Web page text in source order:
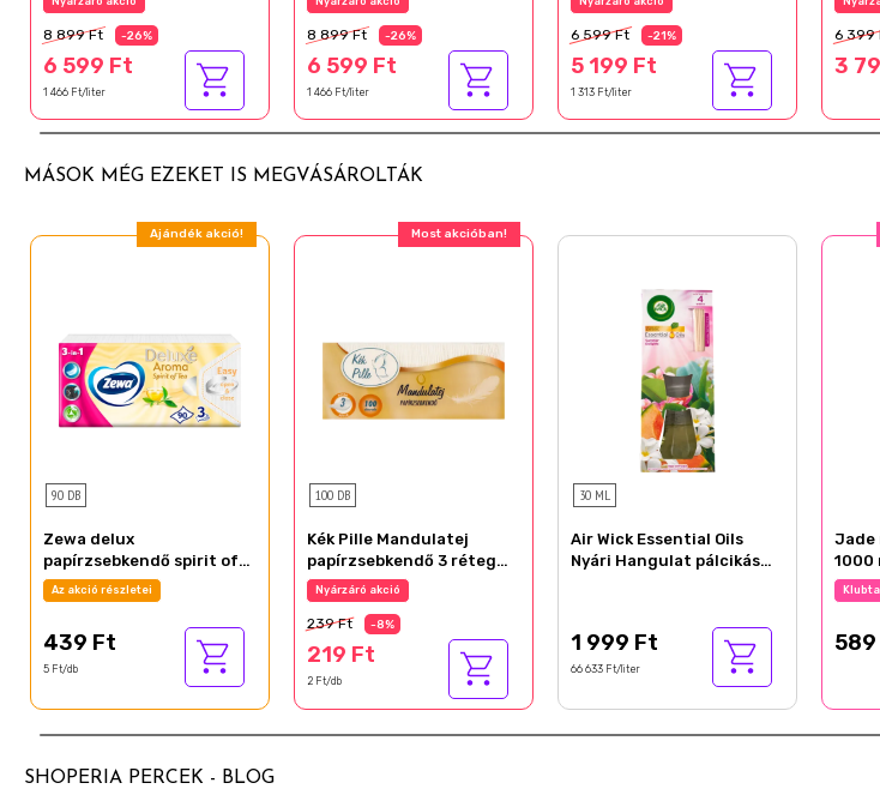
8 899 Ft -26%
6 599 Ft
1 466 Ft/liter
Mosáshoz
8 899 Ft -26%
6 599 Ft
1 466 Ft/liter
6 599 Ft -21%
5 199 Ft
1 313 Ft/liter
6 399
3
MÁSOK MÉG EZEKET IS MEGVÁSÁROLTÁK
Ajándék akció!
90 DB
Zewa delux
papírzsebkendő spirit of
tea 3 rétegű 90 db
Az akció részletei
439 Ft
5 Ft/db
Most akcióban!
100 DB
Kék Pille Mandulatej
papírzsebkendő 3 réteg
100 db
Nyárzáró akció
239 Ft -8%
219 Ft
2 Ft/db
30 ML
Air Wick Essential Oils
Nyári Hangulat pálcikás
1 999 Ft
66 633 Ft/liter
Jade
1000
SHOPERIA PERCEK - BLOG